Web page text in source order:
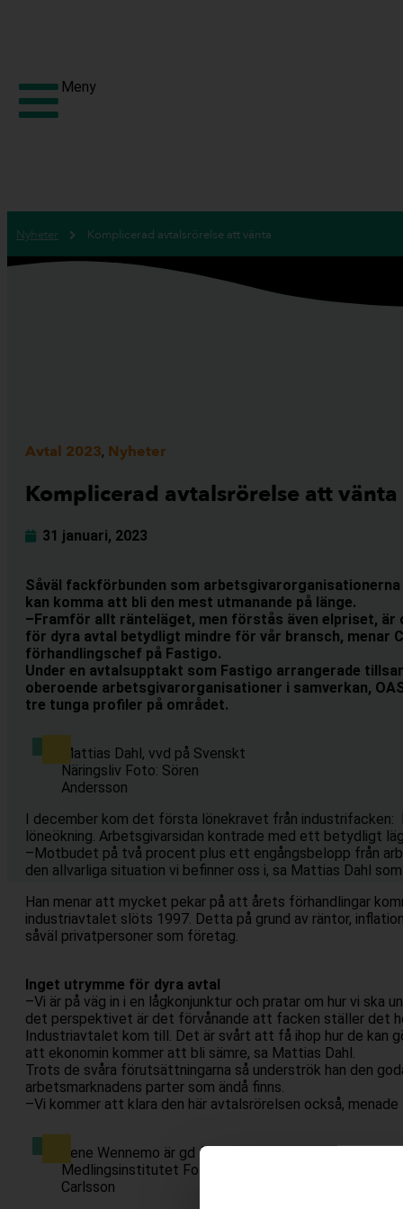
Meny
Nyheter Komplicerad avtalsrörelse att vänta
Avtal 2023, Nyheter
Komplicerad avtalsrörelse att vänta
31 januari, 2023
Såväl fackförbunden som
kan komma att bli den mest utmanande på länge.
–Framför allt ränteläget, men förstås även elpriset, är
för dyra avtal betydligt mindre för vår bransch, menar
förhandlingschef på Fastigo.
Under en avtalsupptakt som Fastigo arrangerade
oberoende arbetsgivarorganisationer i samverkan,
tre tunga profiler på området.
Mattias Dahl, vvd på Svenskt
Näringsliv Foto: Sören
Andersson
I december kom det första lönekravet från industrifacken:
löneökning. Arbetsgivarsidan kontrade med ett betydligt
–Motbudet på två procent plus ett engångsbelopp från
den allvarliga situation vi befinner oss i, sa Mattias Dahl
Han menar att mycket pekar på att årets förhandlingar
industriavtalet slöts 1997. Detta på grund av räntor,
såväl privatpersoner som företag.
Inget utrymme för dyra avtal
–Vi är på väg in i en lågkonjunktur och pratar om hur vi ska
det perspektivet är det förvånande att facken ställer det
Industriavtalet kom till. Det är svårt att få ihop hur de kan
att ekonomin kommer att bli sämre, sa Mattias Dahl.
Trots de svåra förutsättningarna så underströk han den
arbetsmarknadens parter som ändå finns.
–Vi kommer att klara den här avtalsrörelsen också,
Irene Wennemo är gd för
Medlingsinstitutet Foto: Linnea
Carlsson